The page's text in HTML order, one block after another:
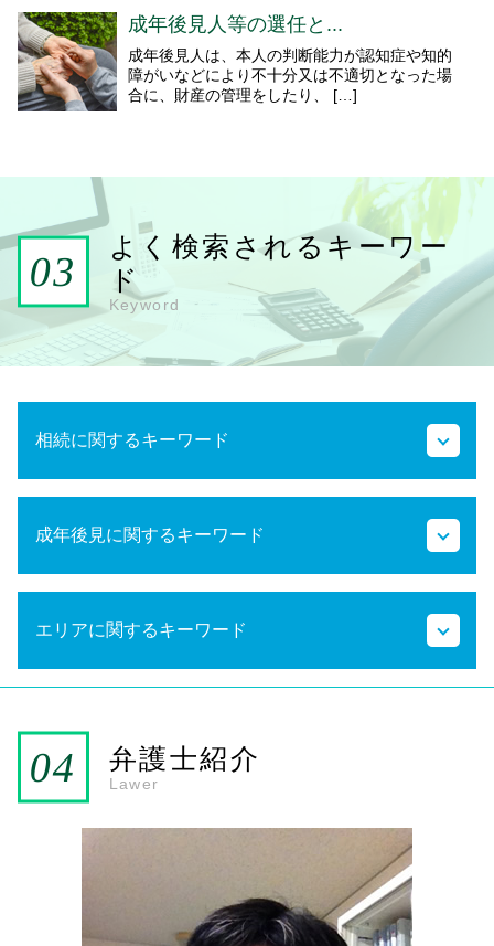
成年後見人等の選任と...
成年後見人は、本人の判断能力が認知症や知的
障がいなどにより不十分又は不適切となった場
合に、財産の管理をしたり、 […]
よく検索されるキーワー
ド
Keyword
相続に関するキーワード
相続手続き 費用
法定相続分 遺留分
相続の手続き
代襲相続 法定相続分
相続放棄 期間
代襲相続 兄弟
遺留分減殺請求 時効
法定相続分 兄弟
相続手続き 代行
成年後見に関するキーワード
成年後見人 親族
成年後見申立て 費用
法定後見制度 申し立て
法定後見制度 任意後見制度
任意後見制度とは
任意後見制度 デメリット
エリアに関するキーワード
JR南福岡駅 弁護士 成年後見
JR南福岡駅 弁護士 相続
大野城市 弁護士 相続
春日市 弁護士 成年後見
弁護士紹介
Lawer